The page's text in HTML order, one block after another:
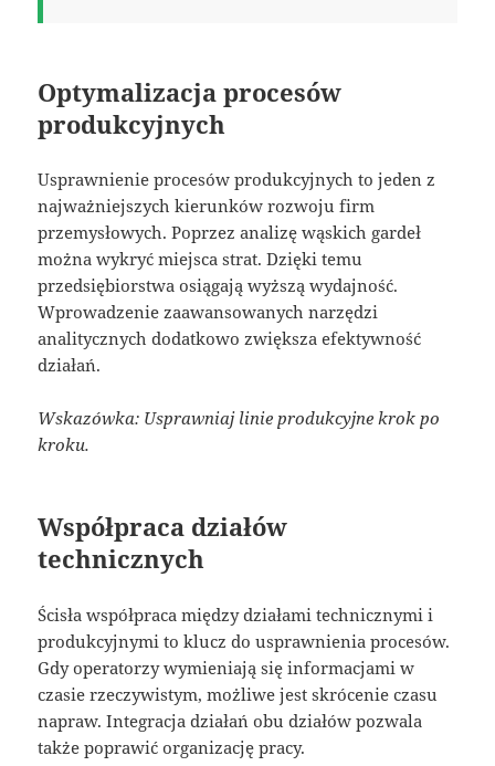
Optymalizacja procesów
produkcyjnych
Usprawnienie procesów produkcyjnych to jeden z
najważniejszych kierunków rozwoju firm
przemysłowych. Poprzez analizę wąskich gardeł
można wykryć miejsca strat. Dzięki temu
przedsiębiorstwa osiągają wyższą wydajność.
Wprowadzenie zaawansowanych narzędzi
analitycznych dodatkowo zwiększa efektywność
działań.
Wskazówka: Usprawniaj linie produkcyjne krok po
kroku.
Współpraca działów
technicznych
Ścisła współpraca między działami technicznymi i
produkcyjnymi to klucz do usprawnienia procesów.
Gdy operatorzy wymieniają się informacjami w
czasie rzeczywistym, możliwe jest skrócenie czasu
napraw. Integracja działań obu działów pozwala
także poprawić organizację pracy.